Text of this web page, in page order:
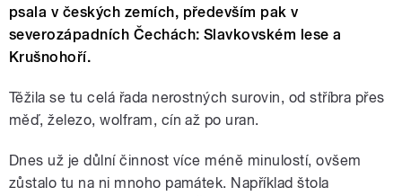
psala v českých zemích, především pak v
severozápadních Čechách: Slavkovském lese a
Krušnohoří.
Těžila se tu celá řada nerostných surovin, od stříbra přes
měď, železo, wolfram, cín až po uran.
Dnes už je důlní činnost více méně minulostí, ovšem
zůstalo tu na ni mnoho památek. Například štola